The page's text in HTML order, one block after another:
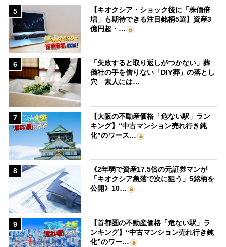
5
【キオクシア・ショック後に「株価倍
増」も期待できる注目銘柄5選】資産3
億円超・…
6
「失敗すると取り返しがつかない」葬
儀社の手を借りない「DIY葬」の落とし
穴 素人には…
7
【大阪の不動産価格「危ない駅」ラン
キング】“中古マンション売れ行き鈍
化”のワース…
8
《2年弱で資産17.5倍の元証券マンが
「キオクシア急落で次に狙う」5銘柄を
公開》10…
9
【首都圏の不動産価格「危ない駅」ラ
ンキング】“中古マンション売れ行き鈍
化”のワー…